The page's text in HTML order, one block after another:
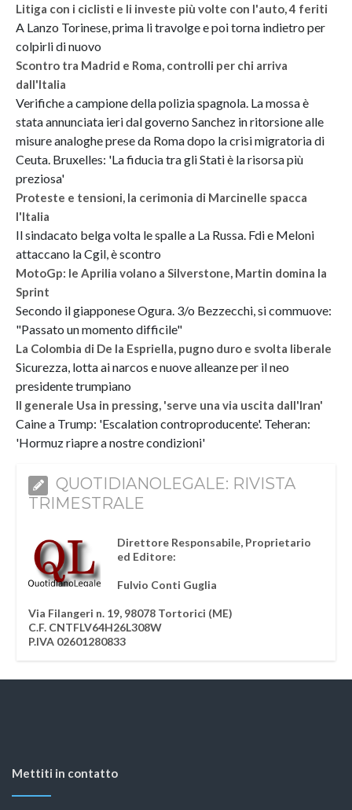
Litiga con i ciclisti e li investe più volte con l'auto, 4 feriti
A Lanzo Torinese, prima li travolge e poi torna indietro per
colpirli di nuovo
Scontro tra Madrid e Roma, controlli per chi arriva
dall'Italia
Verifiche a campione della polizia spagnola. La mossa è
stata annunciata ieri dal governo Sanchez in ritorsione alle
misure analoghe prese da Roma dopo la crisi migratoria di
Ceuta. Bruxelles: 'La fiducia tra gli Stati è la risorsa più
preziosa'
Proteste e tensioni, la cerimonia di Marcinelle spacca
l'Italia
Il sindacato belga volta le spalle a La Russa. Fdi e Meloni
attaccano la Cgil, è scontro
MotoGp: le Aprilia volano a Silverstone, Martin domina la
Sprint
Secondo il giapponese Ogura. 3/o Bezzecchi, si commuove:
"Passato un momento difficile"
La Colombia di De la Espriella, pugno duro e svolta liberale
Sicurezza, lotta ai narcos e nuove alleanze per il neo
presidente trumpiano
Il generale Usa in pressing, 'serve una via uscita dall'Iran'
Caine a Trump: 'Escalation controproducente'. Teheran:
'Hormuz riapre a nostre condizioni'
QUOTIDIANOLEGALE: RIVISTA
TRIMESTRALE
Direttore Responsabile, Proprietario
ed Editore:
Fulvio Conti Guglia
Via Filangeri n. 19, 98078 Tortorici (ME)
C.F. CNTFLV64H26L308W
P.IVA 02601280833
Mettiti in contatto